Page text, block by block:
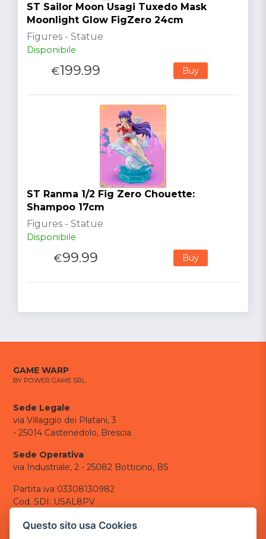
ST Sailor Moon Usagi Tuxedo Mask
Moonlight Glow FigZero 24cm
Figures - Statue
Disponibile
€199.99 Buy
ST Ranma 1/2 Fig Zero Chouette:
Shampoo 17cm
Figures - Statue
Disponibile
€99.99 Buy
GAME WARP
BY POWER GAME SRL
Sede Legale
via Villaggio dei Platani, 3
- 25014 Castenedolo, Brescia
Sede Operativa
via Industriale, 2 - 25082 Botticino, BS
Partita iva 03308130982
Cod. SDI: USAL8PV
CONTATTI
Questo sito usa Cookies